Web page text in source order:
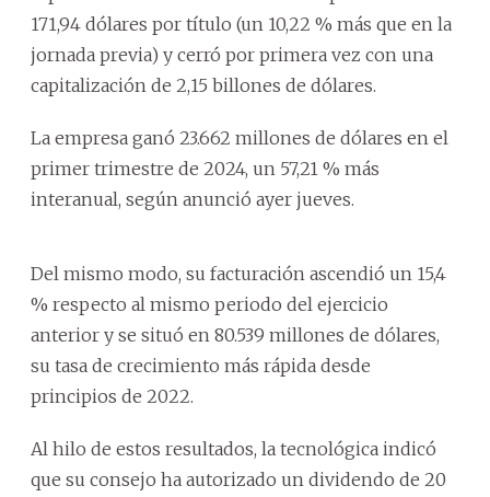
171,94 dólares por título (un 10,22 % más que en la
jornada previa) y cerró por primera vez con una
capitalización de 2,15 billones de dólares.
La empresa ganó 23.662 millones de dólares en el
primer trimestre de 2024, un 57,21 % más
interanual, según anunció ayer jueves.
Del mismo modo, su facturación ascendió un 15,4
% respecto al mismo periodo del ejercicio
anterior y se situó en 80.539 millones de dólares,
su tasa de crecimiento más rápida desde
principios de 2022.
Al hilo de estos resultados, la tecnológica indicó
que su consejo ha autorizado un dividendo de 20